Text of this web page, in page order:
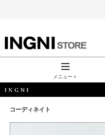
INGNI（イン
グ）公式通
販｜INGNI
STORE
メニュー＋
コーディネイト